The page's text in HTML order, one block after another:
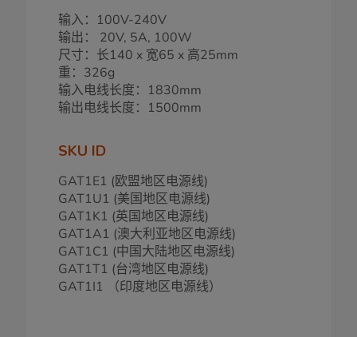
输入：100V-240V
输出： 20V, 5A, 100W
尺寸：长140 x 宽65 x 高25mm
重：326g
输入电线长度：1830mm
输出电线长度：1500mm
SKU ID
GAT1E1 (欧盟地区电源线)
GAT1U1 (美国地区电源线)
GAT1K1 (英国地区电源线)
GAT1A1 (澳大利亚地区电源线)
GAT1C1 (中国大陆地区电源线)
GAT1T1 (台湾地区电源线)
GAT1I1 （印度地区电源线）